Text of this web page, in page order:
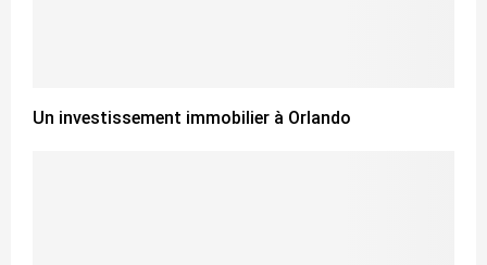
Un investissement immobilier à Orlando